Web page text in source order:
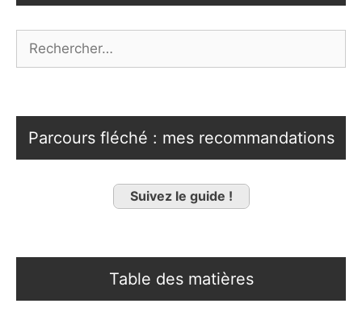
Parcours fléché : mes recommandations
Suivez le guide !
Table des matières